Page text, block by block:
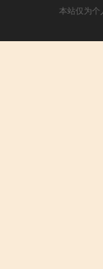
本站仅为个